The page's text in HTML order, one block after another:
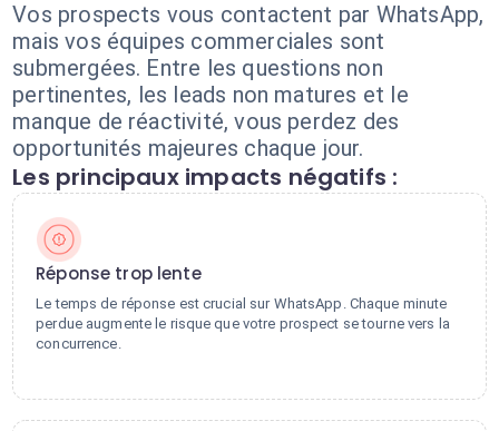
Vos prospects vous contactent par WhatsApp,
mais vos équipes commerciales sont
submergées. Entre les questions non
pertinentes, les leads non matures et le
manque de réactivité, vous perdez des
opportunités majeures chaque jour.
Les principaux impacts négatifs :
Réponse trop lente
Le temps de réponse est crucial sur WhatsApp. Chaque minute
perdue augmente le risque que votre prospect se tourne vers la
concurrence.